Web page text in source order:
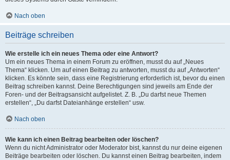
Nach oben
Beiträge schreiben
Wie erstelle ich ein neues Thema oder eine Antwort?
Um ein neues Thema in einem Forum zu eröffnen, musst du auf „Neues
Thema“ klicken. Um auf einen Beitrag zu antworten, musst du auf „Antworten“
klicken. Es könnte sein, dass eine Registrierung erforderlich ist, bevor du einen
Beitrag schreiben kannst. Deine Berechtigungen sind jeweils am Ende der
Foren- und der Beitragsansicht aufgelistet. Z. B. „Du darfst neue Themen
erstellen“, „Du darfst Dateianhänge erstellen“ usw.
Nach oben
Wie kann ich einen Beitrag bearbeiten oder löschen?
Wenn du nicht Administrator oder Moderator bist, kannst du nur deine eigenen
Beiträge bearbeiten oder löschen. Du kannst einen Beitrag bearbeiten, indem